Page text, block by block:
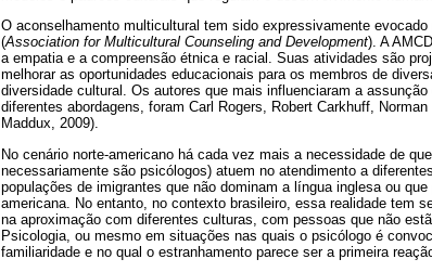
O aconselhamento multicultural tem sido expressivamente evocado
(Association for Multicultural Counseling and Development). A
a empatia e a compreensão étnica e racial. Suas atividades são
melhorar as oportunidades educacionais para os membros de
diversidade cultural. Os autores que mais influenciaram a
diferentes abordagens, foram Carl Rogers, Robert Carkhuff,
Maddux, 2009).
No cenário norte-americano há cada vez mais a necessidade de
necessariamente são psicólogos) atuem no atendimento a
populações de imigrantes que não dominam a língua inglesa ou
americana. No entanto, no contexto brasileiro, essa realidade tem
na aproximação com diferentes culturas, com pessoas que não
Psicologia, ou mesmo em situações nas quais o psicólogo é
familiaridade e no qual o estranhamento parece ser a primeira